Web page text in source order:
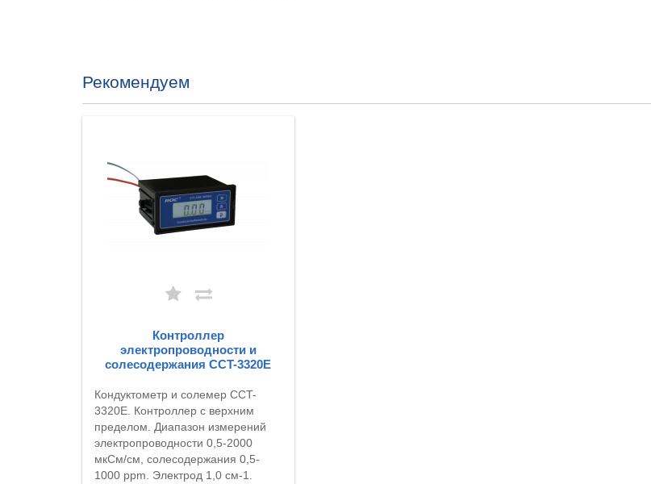
Рекомендуем
Контроллер
электропроводности и
солесодержания CCT-3320E
Кондуктометр и солемер CCT-
3320E. Контроллер с верхним
пределом. Диапазон измерений
электропроводности 0,5-2000
мкСм/см, солесодержания 0,5-
1000 ppm. Электрод 1,0 см-1.